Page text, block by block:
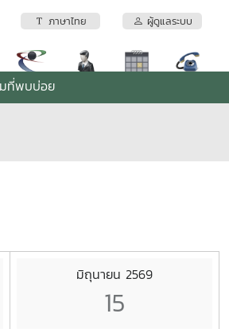
ภาษาไทย ผู้ดูแลระบบ
ที่พบบ่อย
มิถุนายน 2569
15